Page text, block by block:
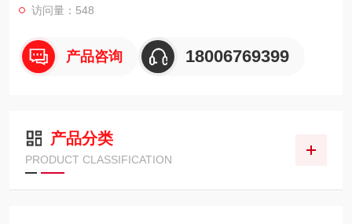
访问量：548
产品咨询 18006769399
产品分类
PRODUCT CLASSIFICATION